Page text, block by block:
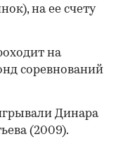
на ее счету
на
соревнований
Динара
(2009).